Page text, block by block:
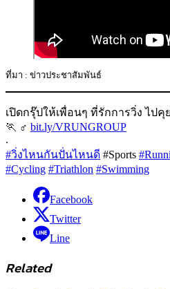
ที่มา : ข่าวประชาสัมพันธ์
เปิดกรุ๊ปให้เพื่อนๆ ที่รักการวิ่ง ไปคุ
🏃 ‍♂ bit.ly/VRUNGROUP
.
#วิ่งไหนกันปั่นไหนดี #Sports
#Cycling #Triathlon #Swimming
Facebook
Twitter
Line
Related